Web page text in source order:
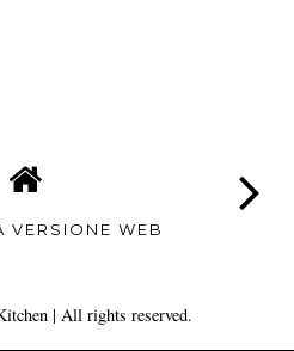
VERSIONE WEB
| All rights reserved.